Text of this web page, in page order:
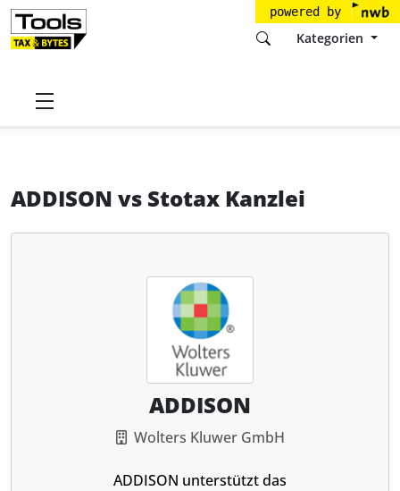
powered by
Kategorien
Startseite
ADDISON vs Stotax Kanzlei
ADDISON
Wolters Kluwer GmbH
ADDISON unterstützt das